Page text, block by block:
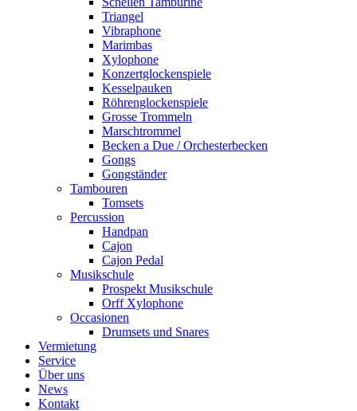
Triangel
Vibraphone
Marimbas
Xylophone
Konzertglockenspiele
Kesselpauken
Röhren­glocken­spiele
Grosse Trommeln
Marschtrommel
Becken a Due / Orchester­becken
Gongs
Gongständer
Tambouren
Tomsets
Percussion
Handpan
Cajon
Cajon Pedal
Musikschule
Prospekt Musikschule
Orff Xylophone
Occasionen
Drumsets und Snares
Vermietung
Service
Über uns
News
Kontakt